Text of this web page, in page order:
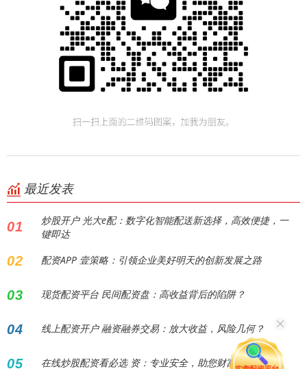
最近发表
01
炒股开户 光大e配：数字化智能配送新选择，高效便捷，一
键即达
02 配资APP 壹策略：引领企业美好明天的创新发展之路
03 现货配资平台 民间配资盘：高收益背后的陷阱？
04 线上配资开户 融资融券交易：放大收益，风险几何？
05 在线炒股配资看必选 资：专业安全，助您财富增值！